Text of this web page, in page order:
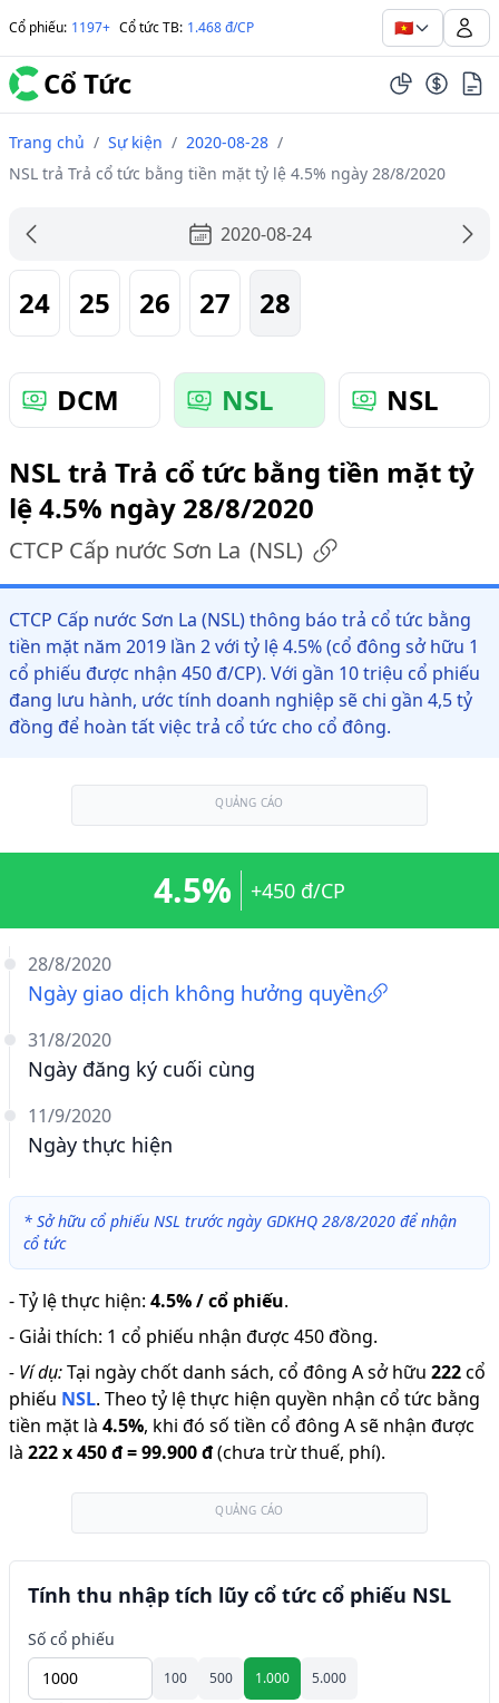
Cổ phiếu: 1197+ Cổ tức TB: 1.468 đ/CP 🇻🇳
Cổ Tức
Trang chủ / Sự kiện / 2020-08-28 /
NSL trả Trả cổ tức bằng tiền mặt tỷ lệ 4.5% ngày 28/8/2020
2020-08-24
24 25 26 27 28
DCM NSL
NSL
NSL trả Trả cổ tức bằng tiền mặt tỷ
lệ 4.5% ngày 28/8/2020
CTCP Cấp nước Sơn La (NSL)
CTCP Cấp nước Sơn La (NSL) thông báo trả cổ tức bằng
tiền mặt năm 2019 lần 2 với tỷ lệ 4.5% (cổ đông sở hữu 1
cổ phiếu được nhận 450 đ/CP). Với gần 10 triệu cổ phiếu
đang lưu hành, ước tính doanh nghiệp sẽ chi gần 4,5 tỷ
đồng để hoàn tất việc trả cổ tức cho cổ đông.
QUẢNG CÁO
28/8/2020
Ngày giao dịch không hưởng quyền
31/8/2020
Ngày đăng ký cuối cùng
11/9/2020
Ngày thực hiện
4.5% +450 đ/CP
* Sở hữu cổ phiếu NSL trước ngày GDKHQ 28/8/2020 để nhận
cổ tức
-Tỷ lệ thực hiện: 4.5% / cổ phiếu.
- Giải thích: 1 cổ phiếu nhận được 450 đồng.
- Ví dụ:Tại ngày chốt danh sách, cổ đông A sở hữu 222cổ
phiếu NSL. Theo tỷ lệ thực hiện quyền nhận cổ tức bằng
tiền mặt là 4.5%, khi đó số tiền cổ đông A sẽ nhận được
là 222x450 đ=99.900 đ(chưa trừ thuế, phí).
QUẢNG CÁO
Tính thu nhập tích lũy cổ tức cổ phiếu NSL
Số cổ phiếu
100 500 1.000 5.000